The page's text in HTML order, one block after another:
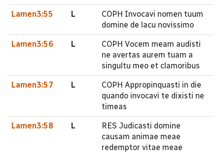
Lamen3:55 L
COPH Invocavi nomen tuum
domine de lacu novissimo
Lamen3:56 L
COPH Vocem meam audisti
ne avertas aurem tuam a
singultu meo et clamoribus
Lamen3:57 L
COPH Appropinquasti in die
quando invocavi te dixisti ne
timeas
Lamen3:58 L
RES Judicasti domine
causam animae meae
redemptor vitae meae